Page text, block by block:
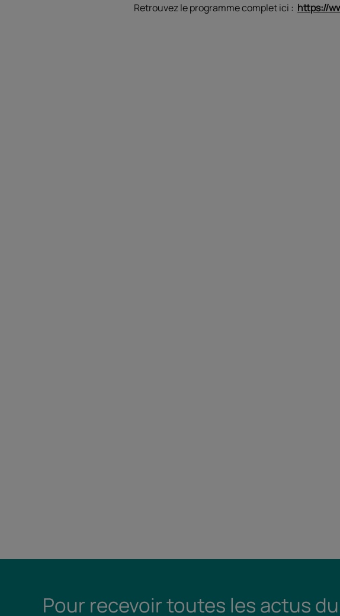
Retrouvez le programme complet ici : https://
Pour recevoir toutes les actus